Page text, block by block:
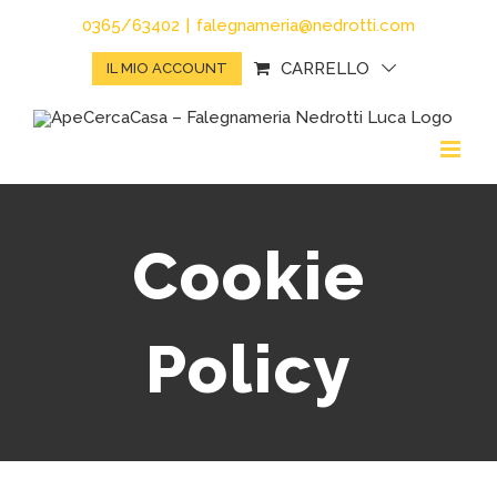
0365/63402 | falegnameria@nedrotti.com
IL MIO ACCOUNT CARRELLO
Cookie
Policy